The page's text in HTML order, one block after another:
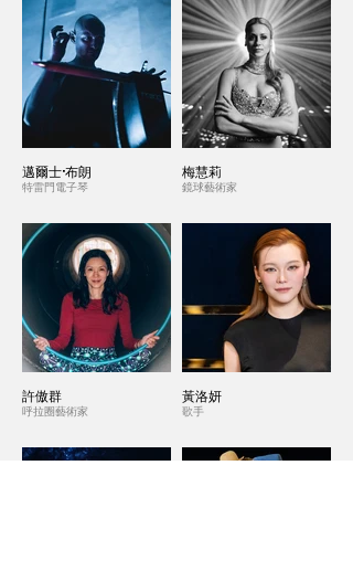
邁爾士·布朗
特雷門電子琴
梅慧莉
鏡球藝術家
許傲群
呼拉圈藝術家
黃洛妍
歌手